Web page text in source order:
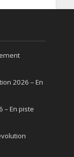
2026 – En
– En piste